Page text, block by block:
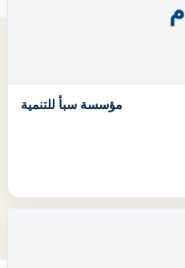
م
مؤسسة سبأ للتنمية